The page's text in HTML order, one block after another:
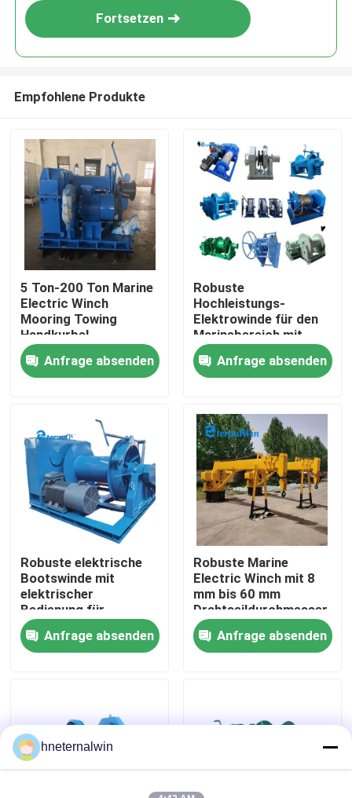
Haus
Über uns
Fabrik-Ausflug
Qualitätskontrolle
Treten Sie mit uns in Verbindung
Fordern Sie ein Zitat
Obenliegender Crane Machine
Fortsetzen
Empfohlene Produkte
5 Ton-200 Ton Marine
Electric Winch
Mooring Towing
Handkurbel
Anfrage absenden
Robuste
Hochleistungs-
Elektrowinde für den
Marinebereich mit
Stahlkonstruktion und
einer Tragfähigkeit
von 1 Tonne bis 100
Anfrage absenden
Robuste elektrische
Bootswinde mit
elektrischer
Bedienung für
vielseitige
Anwendungen in
maritimen
Anfrage absenden
Robuste Marine
Electric Winch mit 8
mm bis 60 mm
Drahtseildurchmesser
für Offshore- und
Marinefrachtbearbeitung
Anfrage absenden
hneternalwin